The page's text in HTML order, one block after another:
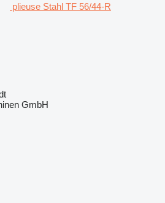
plieuse Stahl TF 56/44-R
GmbH